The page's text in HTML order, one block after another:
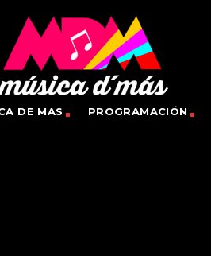
DE MAS PROGRAMACIÓN